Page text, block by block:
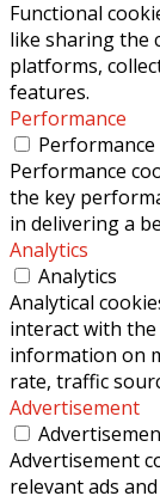
Functional
like sharing the
platforms,
features.
Performance
Performance
Performance
the key
in delivering a
Analytics
Analytics
Analytical
interact with the
information on
rate, traffic
Advertisement
Advertisement
relevant ads